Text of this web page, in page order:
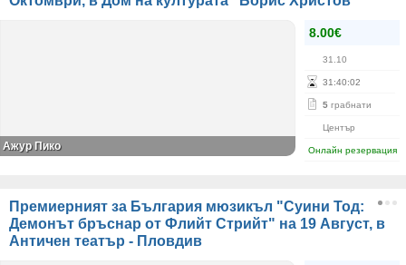
8.00€
31.10
31 :40:01
5 грабнати
Център
Онлайн резервация
Ажур Пико
Премиерният за България мюзикъл "Суини Тод:
Демонът бръснар от Флийт Стрийт" на 19 Август, в
Античен театър - Пловдив